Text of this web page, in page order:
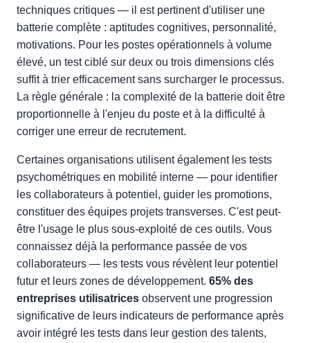
techniques critiques — il est pertinent d'utiliser une
batterie complète : aptitudes cognitives, personnalité,
motivations. Pour les postes opérationnels à volume
élevé, un test ciblé sur deux ou trois dimensions clés
suffit à trier efficacement sans surcharger le processus.
La règle générale : la complexité de la batterie doit être
proportionnelle à l'enjeu du poste et à la difficulté à
corriger une erreur de recrutement.
Certaines organisations utilisent également les tests
psychométriques en mobilité interne — pour identifier
les collaborateurs à potentiel, guider les promotions,
constituer des équipes projets transverses. C'est peut-
être l'usage le plus sous-exploité de ces outils. Vous
connaissez déjà la performance passée de vos
collaborateurs — les tests vous révèlent leur potentiel
futur et leurs zones de développement. 65% des
entreprises utilisatrices observent une progression
significative de leurs indicateurs de performance après
avoir intégré les tests dans leur gestion des talents,